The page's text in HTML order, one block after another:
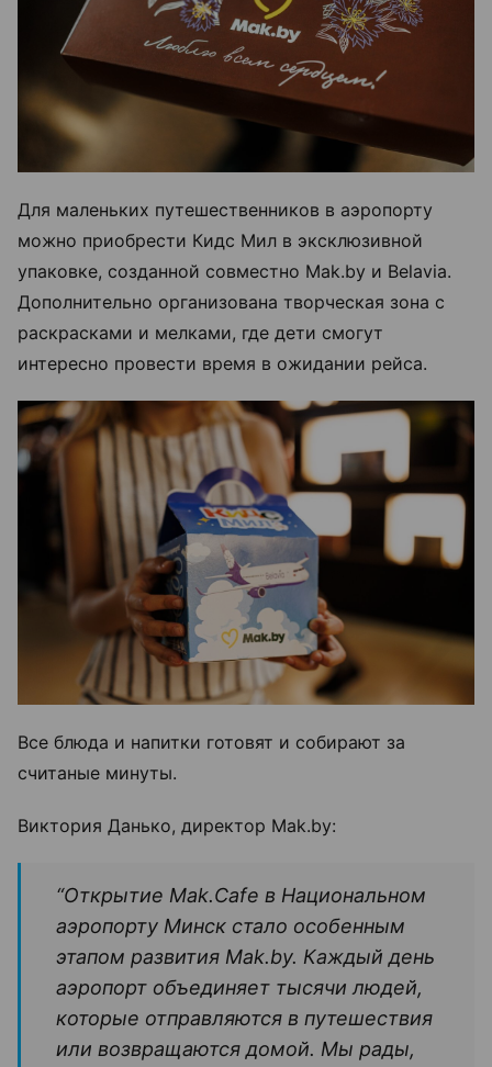
Для маленьких путешественников в аэропорту
можно приобрести Кидс Мил в эксклюзивной
упаковке, созданной совместно Mak.by и Belavia.
Дополнительно организована творческая зона с
раскрасками и мелками, где дети смогут
интересно провести время в ожидании рейса.
Все блюда и напитки готовят и собирают за
считаные минуты.
Виктория Данько, директор Mak.by:
“Открытие Mak.Cafe в Национальном
аэропорту Минск стало особенным
этапом развития Mak.by. Каждый день
аэропорт объединяет тысячи людей,
которые отправляются в путешествия
или возвращаются домой. Мы рады,